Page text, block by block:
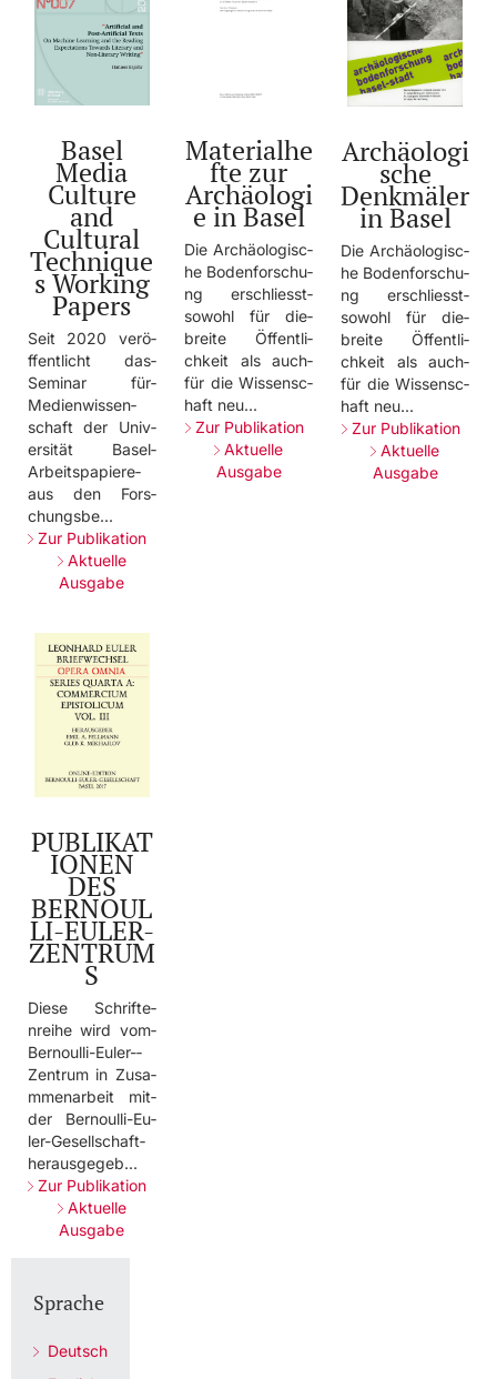
Basel
Media
Culture
and
Cultural
Technique
s Working
Papers
Seit­ 2020­ verö­
ffen­tlic­ht­ das­
Semi­nar­ für­
Medi­enwi­ssen­
scha­ft­ der­ Univ­
ersi­tät­ Base­l­
Arbe­itsp­apie­re­
aus­ den­ Fors­
chun­gsbe­...­
Zur Publikation
Aktuelle
Ausgabe
Materialhe
fte zur
Archäologi
e in Basel
Die­ Arch­äolo­gisc­
he­ Bode­nfor­schu­
ng­ ersc­hlie­sst­
sowo­hl­ für­ die­
brei­te­ Öffe­ntli­
chke­it­ als­ auch­
für­ die­ Wiss­ensc­
haft­ neu.­..­
Zur Publikation
Aktuelle
Ausgabe
Archäologi
sche
Denkmäler
in Basel
Die­ Arch­äolo­gisc­
he­ Bode­nfor­schu­
ng­ ersc­hlie­sst­
sowo­hl­ für­ die­
brei­te­ Öffe­ntli­
chke­it­ als­ auch­
für­ die­ Wiss­ensc­
haft­ neu.­..­
Zur Publikation
Aktuelle
Ausgabe
PUBLIKAT
IONEN
DES
BERNOUL
LI-EULER-
ZENTRUM
S
Dies­e­ Schr­ifte­
nrei­he­ wird­ vom­
Bern­oull­i-Eu­ler-­
Zent­rum­ in­ Zusa­
mmen­arbe­it­ mit­
der­ Bern­oull­i-Eu­
ler-­Gese­llsc­haft­
hera­usge­geb.­..­
Zur Publikation
Aktuelle
Ausgabe
Sprache
Deutsch